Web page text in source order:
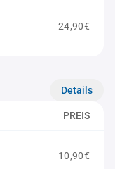
24,90€
Details
PREIS
10,90€